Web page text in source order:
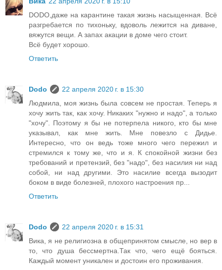
DODO,даже на карантине такая жизнь насыщенная. Всё
разгребается по тихоньку, вдоволь лежится на диване,
вяжутся вещи. А запах акации в доме чего стоит.
Всё будет хорошо.
Ответить
Dodo
22 апреля 2020 г. в 15:30
Людмила, моя жизнь была совсем не простая. Теперь я
хочу жить так, как хочу. Никаких "нужно и надо", а только
"хочу". Поэтому я бы не потерпела никого, кто бы мне
указывал, как мне жить. Мне повезло с Дидье.
Интересно, что он ведь тоже много чего пережил и
стремился к тому же, что и я. К спокойной жизни без
требований и претензий, без "надо", без насилия ни над
собой, ни над другими. Это насилие всегда вызодит
боком в виде болезней, плохого настроения пр...
Ответить
Dodo
22 апреля 2020 г. в 15:31
Вика, я не религиозна в общепринятом смысле, но вер в
то, что душа бессмертна.Так что, чего ещё бояться.
Каждый момент уникален и достоин его проживания.